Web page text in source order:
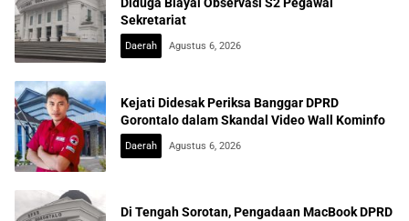
Sekretariat
Daerah Agustus 6, 2026
Kejati Didesak Periksa Banggar DPRD
Gorontalo dalam Skandal Video Wall Kominfo
Daerah Agustus 6, 2026
Di Tengah Sorotan, Pengadaan MacBook DPRD